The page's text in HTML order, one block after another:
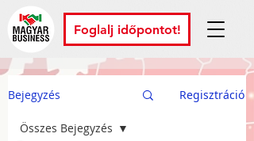
Foglalj időpontot!
Bejegyzés Regisztráció
Összes Bejegyzés